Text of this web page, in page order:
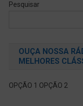
Pesquisar
OUÇA NOSSA
MELHORES
OPÇÃO 1 OPÇÃO 2